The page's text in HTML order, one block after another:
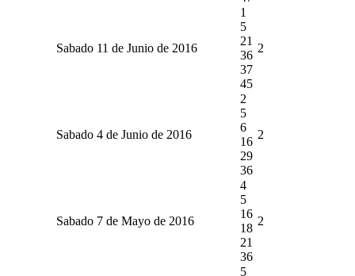
Sabado 11 de Junio de 2016
1
5
21
36
37
45
2
Sabado 4 de Junio de 2016
2
5
6
16
29
36
2
Sabado 7 de Mayo de 2016
4
5
16
18
21
36
2
5